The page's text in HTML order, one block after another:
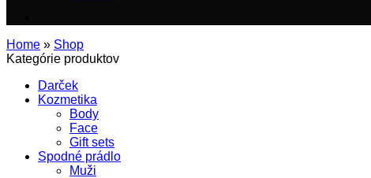
Home » Shop
Kategórie produktov
Darček
Kozmetika
Body
Face
Gift sets
Spodné prádlo
Muži